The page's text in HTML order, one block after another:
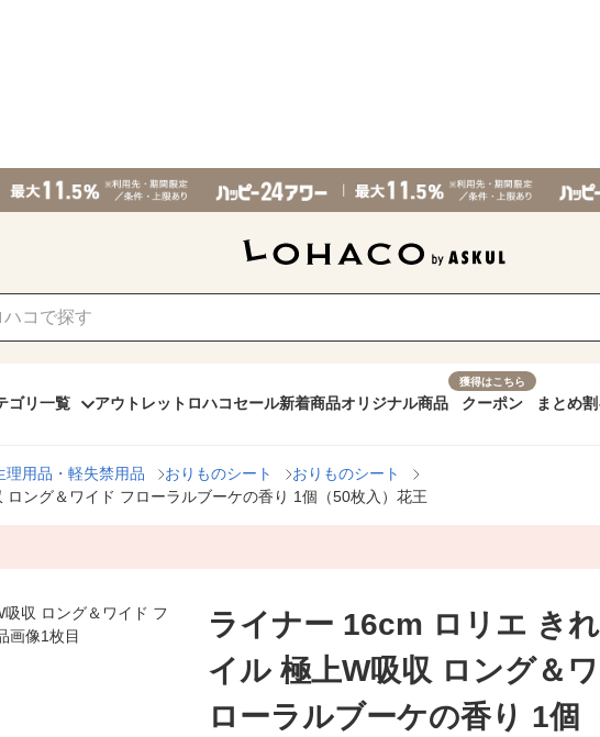
ゴリ一覧 アウトレット ロハコセール新着商品オリジナル商品
獲得はこちら
クーポン まとめ割
理用品・軽失禁用品 おりものシート
おりものシート
ング＆ワイド フローラルブーケの香り 1個（50枚入）花王
ライナー 16cm ロリエ き
イル 極上W吸収 ロング＆
ローラルブーケの香り 1個